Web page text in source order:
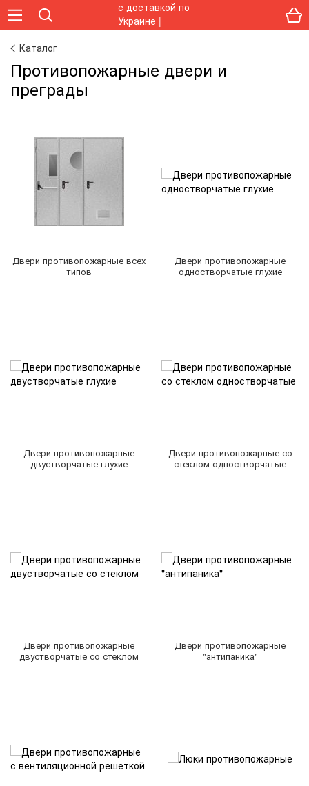
Каталог
Противопожарные двери и
преграды
Двери противопожарные всех
типов
Двери противопожарные
одностворчатые глухие
Двери противопожарные
двустворчатые глухие
Двери противопожарные со
стеклом одностворчатые
Двери противопожарные
двустворчатые со стеклом
Двери противопожарные
"антипаника"